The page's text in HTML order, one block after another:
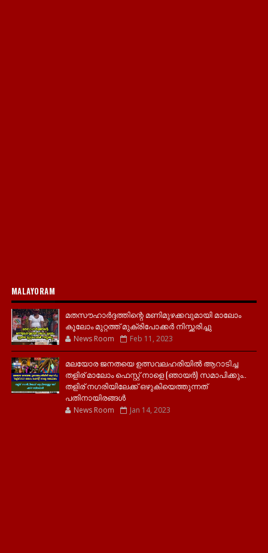
MALAYORAM
മതസൗഹാർദ്ദത്തിന്റെ മണിമുഴക്കവുമായി മാലോം
കൂലോം മുറ്റത്ത് മുക്രിപോക്കർ നിസ്ക്കരിച്ചു
News Room Feb 11, 2023
മലയോര ജനതയെ ഉത്സവലഹരിയിൽ ആറാടിച്ച
തളിര് മാലോം ഫെസ്റ്റ് നാളെ (ഞായർ) സമാപിക്കും..
തളിര് നഗരിയിലേക്ക് ഒഴുകിയെത്തുന്നത്
പതിനായിരങ്ങൾ
News Room Jan 14, 2023